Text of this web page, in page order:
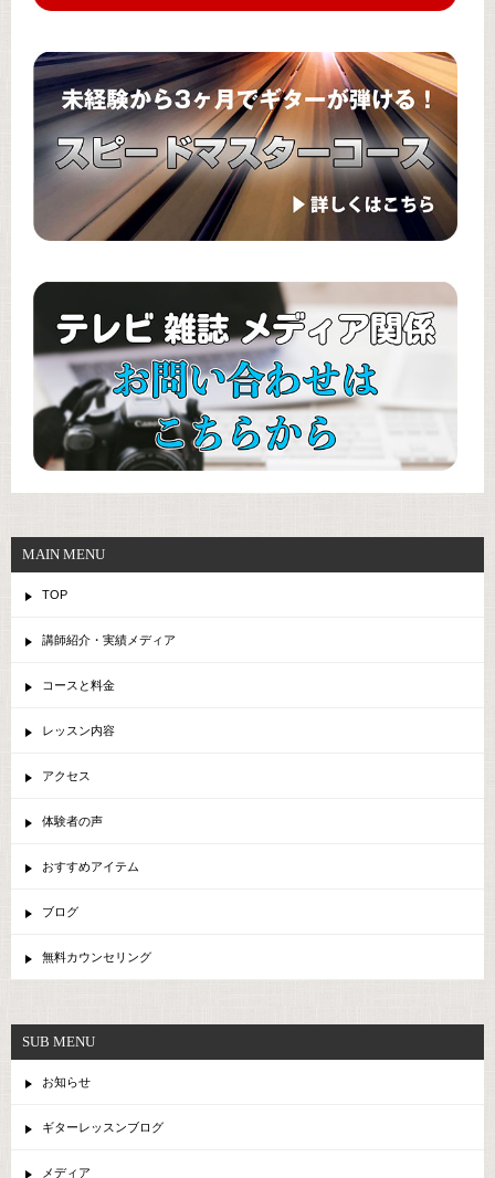
MAIN MENU
TOP
講師紹介・実績メディア
コースと料金
レッスン内容
アクセス
体験者の声
おすすめアイテム
ブログ
無料カウンセリング
SUB MENU
お知らせ
ギターレッスンブログ
メディア